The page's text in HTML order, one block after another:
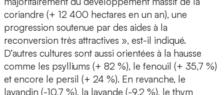
coriandre (+ 12 400 hectares en un an), une
progression soutenue par des aides à la
reconversion très attractives », est-il indiqué.
D’autres cultures sont aussi orientées à la hausse
comme les psylliums (+ 82 %), le fenouil (+ 35,7 %)
et encore le persil (+ 24 %). En revanche, le
lavandin (-10,7 %), la lavande (-9,2 %), le thym